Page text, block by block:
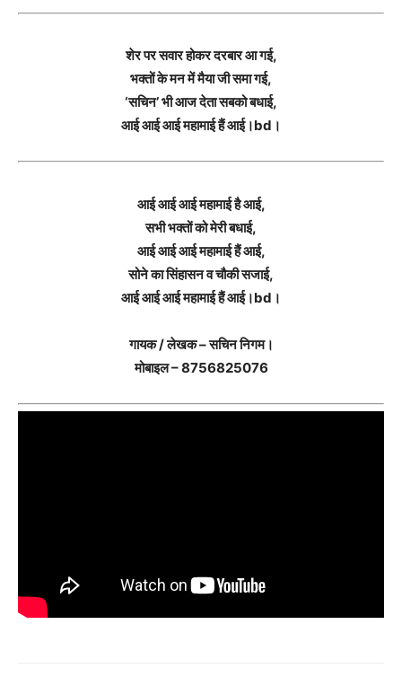
शेर पर सवार होकर दरबार आ गई,
भक्तों के मन में मैया जी समा गई,
‘सचिन’ भी आज देता सबको बधाई,
आई आई आई महामाई हैं आई।bd।
आई आई आई महामाई है आई,
सभी भक्तों को मेरी बधाई,
आई आई आई महामाई हैं आई,
सोने का सिंहासन व चौकी सजाई,
आई आई आई महामाई हैं आई।bd।
गायक / लेखक – सचिन निगम।
मोबाइल – 8756825076